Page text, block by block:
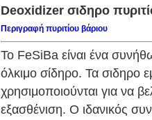
Deoxidizer σιδηρο
Περιγραφή πυριτίου βάριου
Το FeSiBa είναι ένα
όλκιμο σίδηρο. Τα σιδηρο
χρησιμοποιούνται για να
εξασθένιση. Ο ιδανικός